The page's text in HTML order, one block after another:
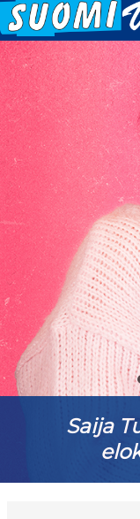
Saija